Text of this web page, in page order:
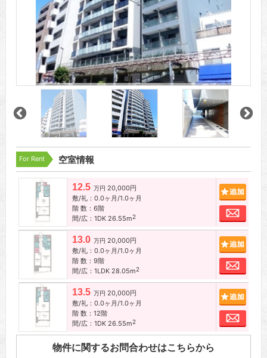
For Rent 空室情報
12.5 万円 20,000円
敷/礼：0.0ヶ月/1.0ヶ月
階 数：6階
間/広：1DK 26.55m2
お問
13.0 万円 20,000円
敷/礼：0.0ヶ月/1.0ヶ月
階 数：9階
間/広：1LDK 28.05m2
お問
13.5 万円 20,000円
敷/礼：0.0ヶ月/1.0ヶ月
階 数：12階
間/広：1DK 26.55m2
お問
物件に関するお問合わせはこちらから